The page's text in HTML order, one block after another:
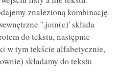
znalezioną kombinację
''.join(c)' składa
do tekstu, następnie
w tym tekście alfabetycznie,
składamy do tekstu